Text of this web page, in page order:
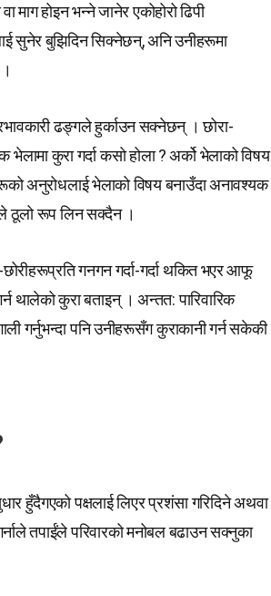
माग होइन भन्ने जानेर एकोहोरो ढिपी
सुनेर बुझिदिन सिक्नेछन्, अनि उनीहरूमा
ढङ्गले हुर्काउन सक्नेछन् । छोरा-
कुरा गर्दा कसो होला ? अर्को भेलाको विषय
अनुरोधलाई भेलाको विषय बनाउँदा अनावश्यक
ठूलो रूप लिन सक्दैन ।
छोरीहरूप्रति गनगन गर्दा-गर्दा थकित भएर आफू
थालेको कुरा बताइन् । अन्तत: पारिवारिक
गर्नुभन्दा पनि उनीहरूसँग कुराकानी गर्न सकेकी
हुँदैगएको पक्षलाई लिएर प्रशंसा गरिदिने अथवा
तपाईंले परिवारको मनोबल बढाउन सक्नुका